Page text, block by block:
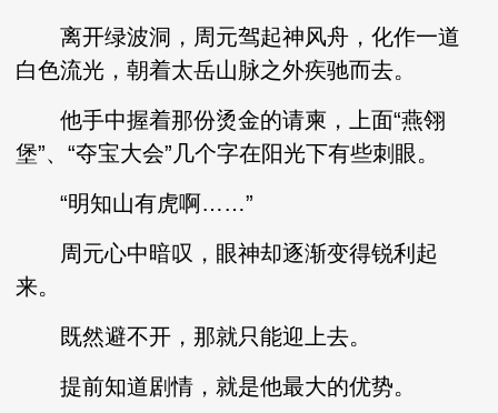
离开绿波洞，周元驾起神风舟，化作一道
白色流光，朝着太岳山脉之外疾驰而去。
他手中握着那份烫金的请柬，上面“燕翎
堡”、“夺宝大会”几个字在阳光下有些刺眼。
“明知山有虎啊……”
周元心中暗叹，眼神却逐渐变得锐利起
来。
既然避不开，那就只能迎上去。
提前知道剧情，就是他最大的优势。